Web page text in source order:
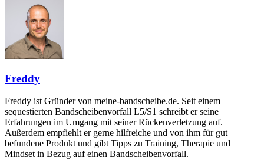
Freddy
Freddy ist Gründer von meine-bandscheibe.de. Seit einem
sequestierten Bandscheibenvorfall L5/S1 schreibt er seine
Erfahrungen im Umgang mit seiner Rückenverletzung auf.
Außerdem empfiehlt er gerne hilfreiche und von ihm für gut
befundene Produkt und gibt Tipps zu Training, Therapie und
Mindset in Bezug auf einen Bandscheibenvorfall.